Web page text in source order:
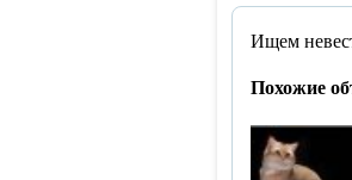
Ищем
Похожие